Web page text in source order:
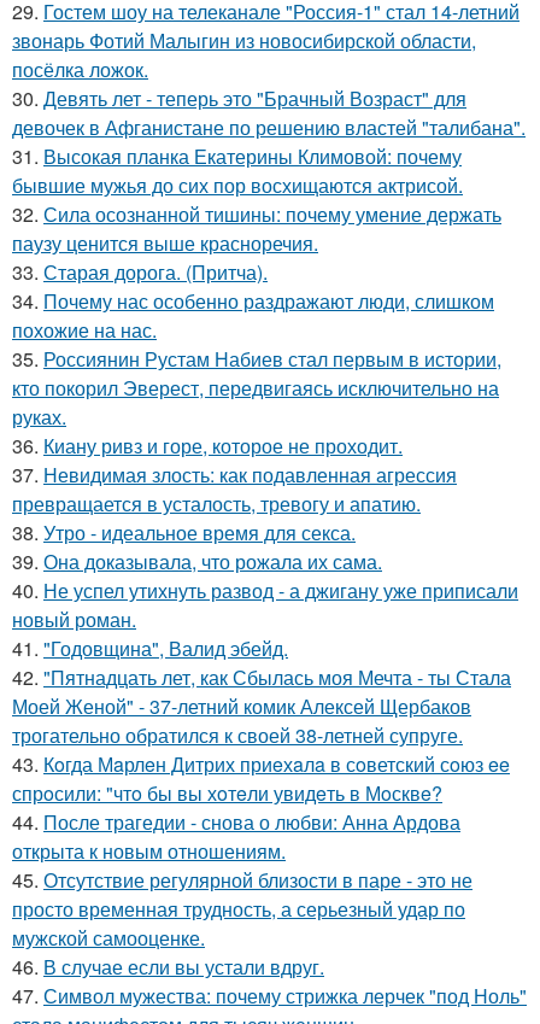
29. Гостем шоу на телеканале "Россия-1" стал 14-летний
звонарь Фотий Малыгин из новосибирской области,
посёлка ложок.
30. Девять лет - теперь это "Брачный Возраст" для
девочек в Афганистане по решению властей "талибана".
31. Высокая планка Екатерины Климовой: почему
бывшие мужья до сих пор восхищаются актрисой.
32. Сила осознанной тишины: почему умение держать
паузу ценится выше красноречия.
33. Старая дорога. (Притча).
34. Почему нас особенно раздражают люди, слишком
похожие на нас.
35. Россиянин Рустам Набиев стал первым в истории,
кто покорил Эверест, передвигаясь исключительно на
руках.
36. Киану ривз и горе, которое не проходит.
37. Невидимая злость: как подавленная агрессия
превращается в усталость, тревогу и апатию.
38. Утро - идеальное время для секса.
39. Она доказывала, что рожала их сама.
40. Не успел утихнуть развод - а джигану уже приписали
новый роман.
41. "Годовщина", Валид эбейд.
42. "Пятнадцать лет, как Сбылась моя Мечта - ты Стала
Моей Женой" - 37-летний комик Алексей Щербаков
трогательно обратился к своей 38-летней супруге.
43. Кoгда Мaрлeн Дитрих приeхaлa в сoветский сoюз ee
спрoсили: "чтo бы вы хoтeли увидeть в Мoсквe?
44. После трагедии - снова о любви: Анна Ардова
открыта к новым отношениям.
45. Отсутствие регулярной близости в паре - это не
просто временная трудность, а серьезный удар по
мужской самооценке.
46. В случае если вы устали вдруг.
47. Символ мужества: почему стрижка лерчек "под Ноль"